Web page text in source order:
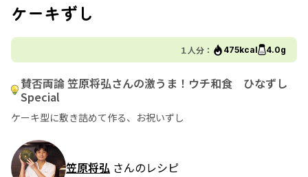
ケーキずし
１人分： 475kcal 4.0g
賛否両論 笠原将弘さんの激うま！ウチ和食 ひなずし
Special
ケーキ型に敷き詰めて作る、お祝いずし
笠原将弘 さんのレシピ